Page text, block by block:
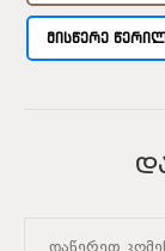
ᲛᲘᲡᲬᲔᲠᲔ